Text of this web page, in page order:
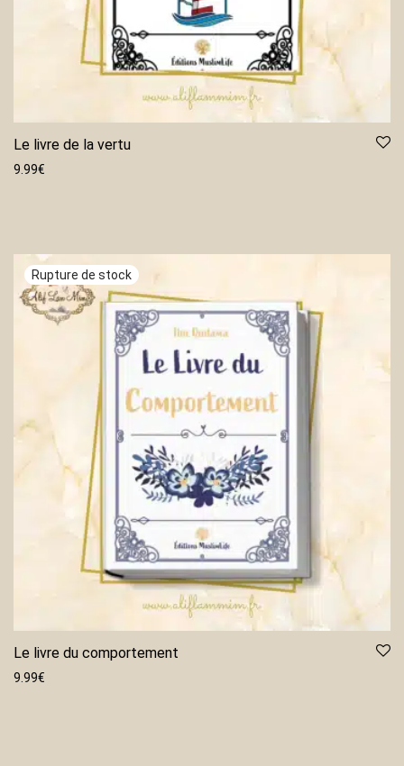
Le livre de la vertu
9.99€
Le livre du comportement
9.99€